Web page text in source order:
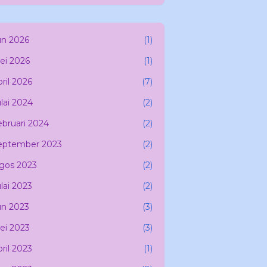
2026
(1)
2026
(1)
2026
(7)
2024
(2)
2024
(2)
2023
(2)
2023
(2)
2023
(2)
2023
(3)
2023
(3)
2023
(1)